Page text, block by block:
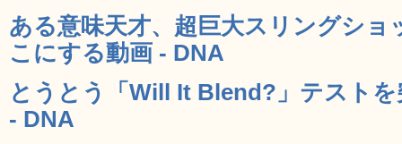
ある意味天才、超巨大スリングショ
こにする動画 - DNA
とうとう「Will It Blend?」テスト
- DNA